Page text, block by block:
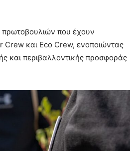
πρωτοβουλιών που έχουν
Crew και Eco Crew, ενοποιώντας
και περιβαλλοντικής προσφοράς